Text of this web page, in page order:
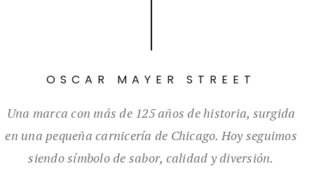
OSCAR MAYER STREET
Una marca con más de 125 años de historia, surgida
en una pequeña carnicería de Chicago. Hoy seguimos
siendo símbolo de sabor, calidad y diversión.